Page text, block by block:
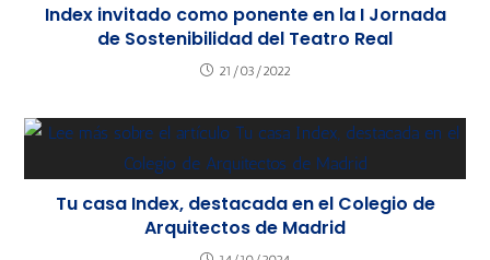
Index invitado como ponente en la I Jornada
de Sostenibilidad del Teatro Real
21/03/2022
Tu casa Index, destacada en el Colegio de
Arquitectos de Madrid